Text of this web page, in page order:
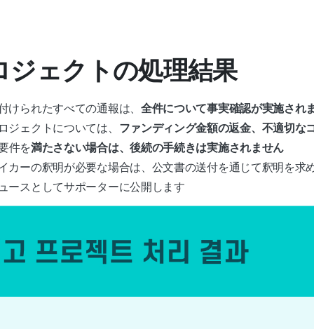
ジェクトの処理結果
けられたすべての通報は、 全件について事実確認が実施され
ジェクトについては、 ファンディング金額の返金、不適切な
件を満たさない場合は、後続の手続きは実施されません
カーの釈明が必要な場合は、公文書の送付を通じて釈明を求
ースとしてサポーターに公開します